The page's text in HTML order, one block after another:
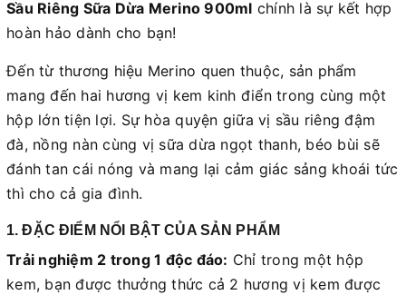
Sầu Riêng Sữa Dừa Merino 900ml chính là sự kết hợp
hoàn hảo dành cho bạn!
Đến từ thương hiệu Merino quen thuộc, sản phẩm
mang đến hai hương vị kem kinh điển trong cùng một
hộp lớn tiện lợi. Sự hòa quyện giữa vị sầu riêng đậm
đà, nồng nàn cùng vị sữa dừa ngọt thanh, béo bùi sẽ
đánh tan cái nóng và mang lại cảm giác sảng khoái tức
thì cho cả gia đình.
1. ĐẶC ĐIỂM NỔI BẬT CỦA SẢN PHẨM
Trải nghiệm 2 trong 1 độc đáo: Chỉ trong một hộp
kem, bạn được thưởng thức cả 2 hương vị kem được